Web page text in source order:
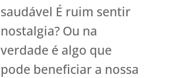
saudável É ruim sentir
nostalgia? Ou na
verdade é algo que
pode beneficiar a nossa